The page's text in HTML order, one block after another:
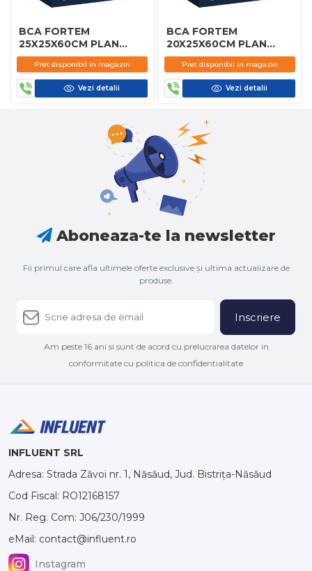
BCA FORTEM
25X25X60CM PLAN
D450
Pret disponibil in magazin
Vezi detalii
BCA FORTEM
20X25X60CM PLAN
D450
Pret disponibil in magazin
Vezi detalii
Aboneaza-te la newsletter
Fii primul care afla ultimele oferte exclusive și ultima actualizare de
produse.
Inscriere
Am peste 16 ani si sunt de acord cu prelucrarea datelor in
conformitate cu politica de confidentialitate
INFLUENT SRL
Adresa: Strada Zăvoi nr. 1, Năsăud, Jud. Bistrița-Năsăud
Cod Fiscal: RO12168157
Nr. Reg. Com: J06/230/1999
eMail: contact@influent.ro
Instagram